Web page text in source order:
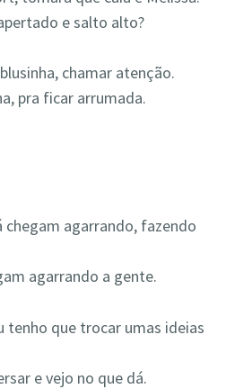
e salto alto?
chamar atenção.
pra ficar arrumada.
agarrando, fazendo
agarrando a gente.
tenho que trocar umas ideias
e vejo no que dá.